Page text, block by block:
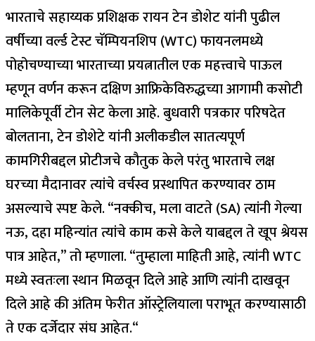
भारताचे सहाय्यक प्रशिक्षक रायन टेन डोशेट यांनी पुढील
वर्षीच्या वर्ल्ड टेस्ट चॅम्पियनशिप (WTC) फायनलमध्ये
पोहोचण्याच्या भारताच्या प्रयत्नातील एक महत्त्वाचे पाऊल
म्हणून वर्णन करून दक्षिण आफ्रिकेविरुद्धच्या आगामी कसोटी
मालिकेपूर्वी टोन सेट केला आहे.बुधवारी पत्रकार परिषदेत
बोलताना, टेन डोशेटे यांनी अलीकडील सातत्यपूर्ण
कामगिरीबद्दल प्रोटीजचे कौतुक केले परंतु भारताचे लक्ष
घरच्या मैदानावर त्यांचे वर्चस्व प्रस्थापित करण्यावर ठाम
असल्याचे स्पष्ट केले. “नक्कीच, मला वाटते (SA) त्यांनी गेल्या
नऊ, दहा महिन्यांत त्यांचे काम कसे केले याबद्दल ते खूप श्रेयस
पात्र आहेत,” तो म्हणाला. “तुम्हाला माहिती आहे, त्यांनी WTC
मध्ये स्वतःला स्थान मिळवून दिले आहे आणि त्यांनी दाखवून
दिले आहे की अंतिम फेरीत ऑस्ट्रेलियाला पराभूत करण्यासाठी
ते एक दर्जेदार संघ आहेत.“